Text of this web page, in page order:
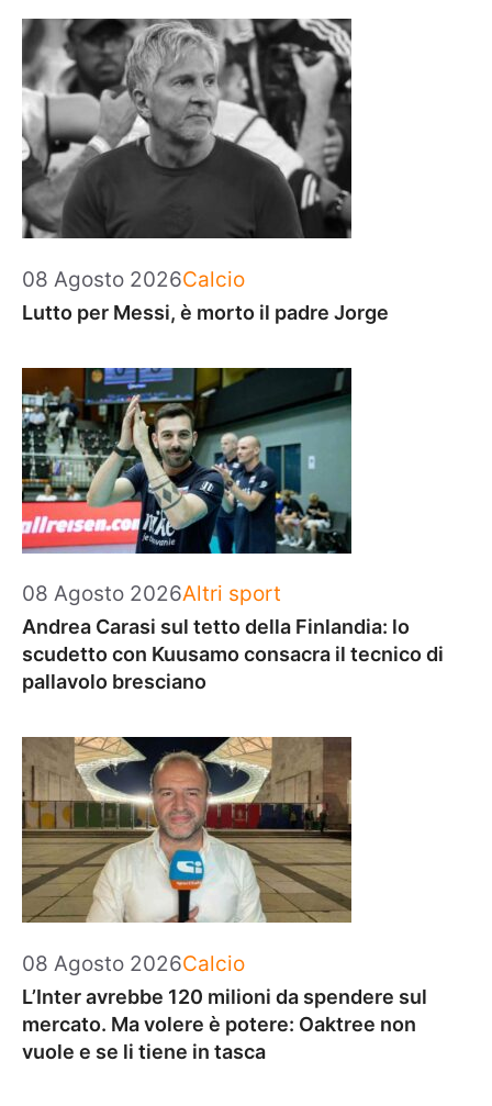
08 Agosto 2026Categorie
Calcio
Lutto per Messi, è morto il padre Jorge
08 Agosto 2026Categorie
Altri sport
Andrea Carasi sul tetto della Finlandia: lo
scudetto con Kuusamo consacra il tecnico di
pallavolo bresciano
08 Agosto 2026Categorie
Calcio
L’Inter avrebbe 120 milioni da spendere sul
mercato. Ma volere è potere: Oaktree non
vuole e se li tiene in tasca